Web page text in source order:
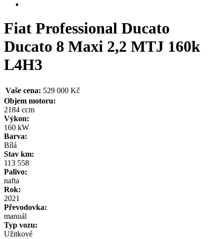
Fiat Professional Ducato
Ducato 8 Maxi 2,2 MTJ 160k
L4H3
Vaše cena: 529 000 Kč
Objem motoru:
2184 ccm
Výkon:
160 kW
Barva:
Bílá
Stav km:
113 558
Palivo:
nafta
Rok:
2021
Převodovka:
manuál
Typ vozu:
Užitkové